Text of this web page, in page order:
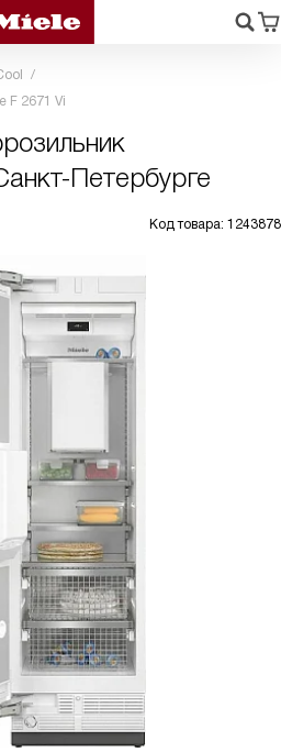
F 2671 Vi
Петербурге
Код товара: 1243878